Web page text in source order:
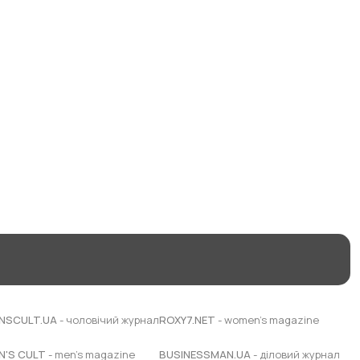
- чоловічий журнал
CULT - men's magazine
ROXY7.NET - women's magazine
BUSINESSMAN.UA- діловий журнал